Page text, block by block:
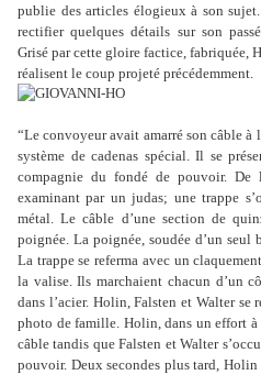
publie des articles élogieux à son
rectifier quelques détails sur son
Grisé par cette gloire factice, fabriquée,
réalisent le coup projeté précédemment.
“Le convoyeur avait amarré son câble à
système de cadenas spécial. Il se
compagnie du fondé de pouvoir. De
examinant par un judas; une trappe
métal. Le câble d’une section de
poignée. La poignée, soudée d’un
La trappe se referma avec un
la valise. Ils marchaient chacun d’un
dans l’acier. Holin, Falsten et Walter
photo de famille. Holin, dans un effort
câble tandis que Falsten et Walter
pouvoir. Deux secondes plus tard,